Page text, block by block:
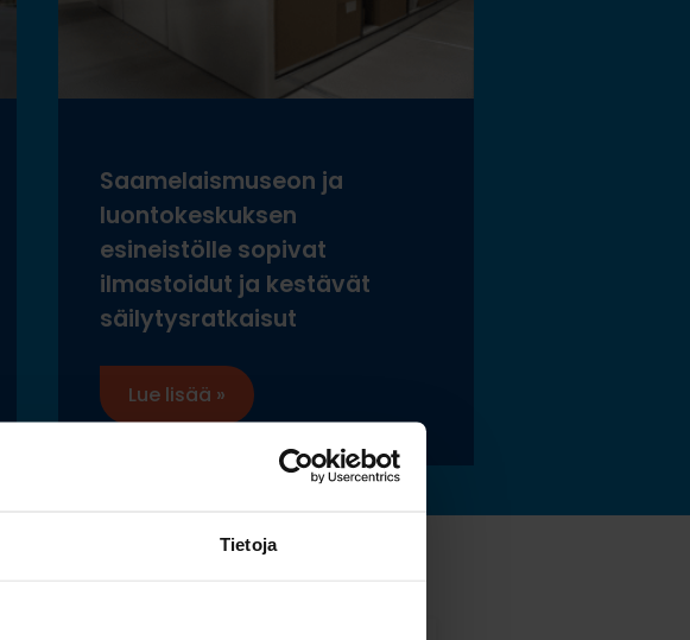
Tietoja
Saamelaismuseon ja
luontokeskuksen
esineistölle sopivat
ilmastoidut ja kestävät
säilytysratkaisut
Lue lisää »